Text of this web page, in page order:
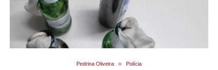
Pedrina Oliveira Polícia